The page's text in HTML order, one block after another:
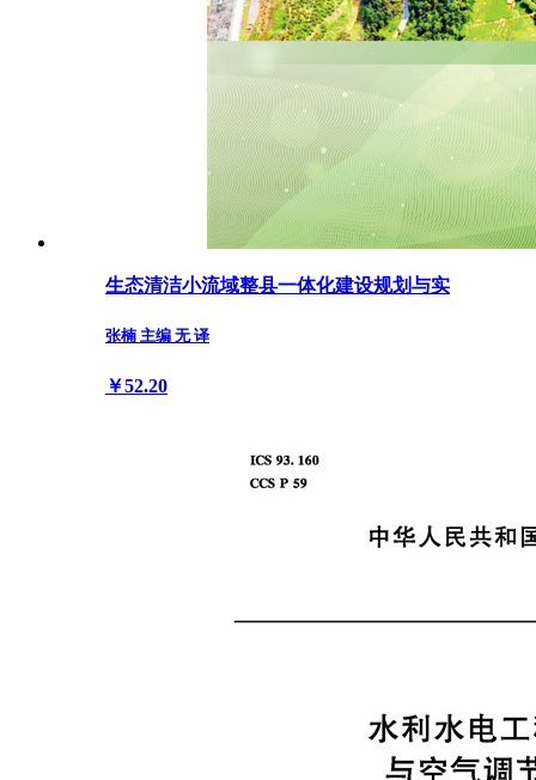
生态清洁小流域整县一体化建设规划与实
张楠 主编 无 译
￥52.20